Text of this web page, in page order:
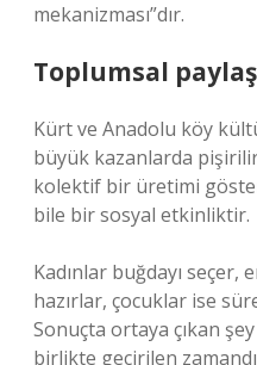
mekanizması”dır.
Toplumsal
Kürt ve Anadolu köy
büyük kazanlarda
kolektif bir üretimi
bile bir sosyal etkinliktir.
Kadınlar buğdayı
hazırlar, çocuklar ise
Sonuçta ortaya çıkan
birlikte geçirilen